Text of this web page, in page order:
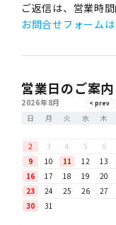
ご返信は、営業時
お問合せフォーム
営業日のご案内
2026年8月
日
月 火 水 木
2
3 4 5 6
9
10 11 12 13
16
17 18 19 20
23
24 25 26 27
30
31